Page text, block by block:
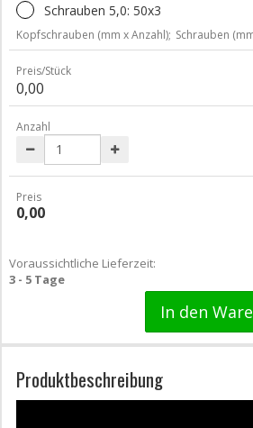
Schrauben 5,0: 50x3
Kopfschrauben (mm x Anzahl); Schrauben
Preis/Stück
0,00
Anzahl
Preis
0,00
Voraussichtliche Lieferzeit:
3 - 5 Tage
In den
Produktbeschreibung